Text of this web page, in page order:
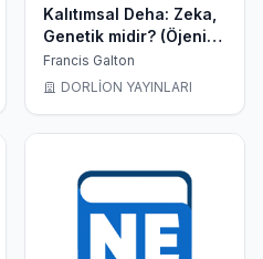
Kalıtımsal Deha: Zeka,
Genetik midir? (Öjeni
Felsefesini Kuran
Kitap)
Francis Galton
DORLİON YAYINLARI